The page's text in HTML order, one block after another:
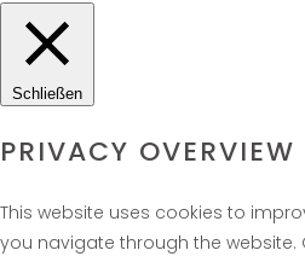
Schließen
PRIVACY OVERVIEW
This website uses cookies to
you navigate through the website.